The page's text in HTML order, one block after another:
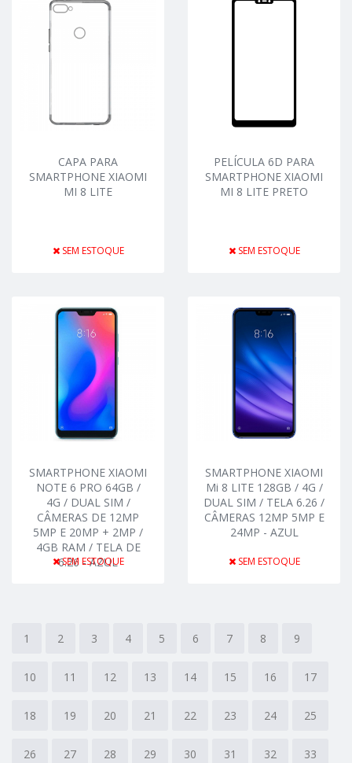
CAPA PARA
SMARTPHONE XIAOMI
MI 8 LITE
SEM ESTOQUE
PELÍCULA 6D PARA
SMARTPHONE XIAOMI
MI 8 LITE PRETO
SEM ESTOQUE
SMARTPHONE XIAOMI
NOTE 6 PRO 64GB /
4G / DUAL SIM /
CÂMERAS DE 12MP
5MP E 20MP + 2MP /
4GB RAM / TELA DE
6.26 - AZUL
SEM ESTOQUE
SMARTPHONE XIAOMI
Mi 8 LITE 128GB / 4G /
DUAL SIM / TELA 6.26 /
CÂMERAS 12MP 5MP E
24MP - AZUL
SEM ESTOQUE
1 2 3 4 5 6 7 8 9
10 11 12 13 14 15 16 17
18 19 20 21 22 23 24 25
26 27 28 29 30 31 32 33